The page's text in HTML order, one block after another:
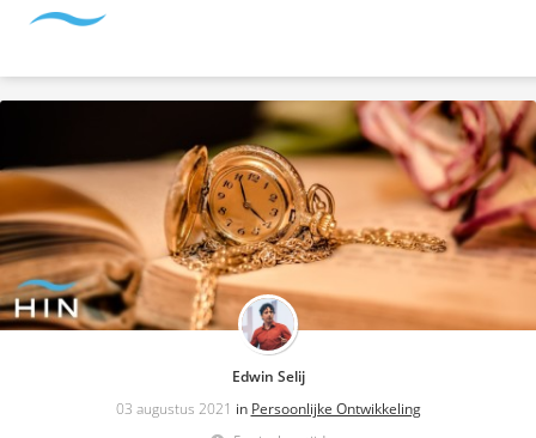
Edwin Selij
03 augustus 2021 in Persoonlijke Ontwikkeling